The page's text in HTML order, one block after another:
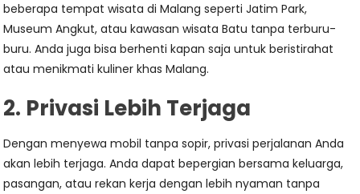
beberapa tempat wisata di Malang seperti Jatim Park,
Museum Angkut, atau kawasan wisata Batu tanpa terburu-
buru. Anda juga bisa berhenti kapan saja untuk beristirahat
atau menikmati kuliner khas Malang.
2. Privasi Lebih Terjaga
Dengan menyewa mobil tanpa sopir, privasi perjalanan Anda
akan lebih terjaga. Anda dapat bepergian bersama keluarga,
pasangan, atau rekan kerja dengan lebih nyaman tanpa